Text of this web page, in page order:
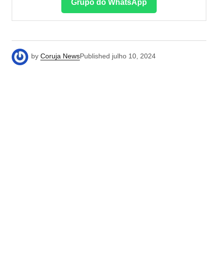
Grupo do WhatsApp
by Coruja NewsPublished julho 10, 2024